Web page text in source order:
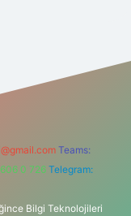
Teams:
0 726 Telegram:
Bilgi Teknolojileri